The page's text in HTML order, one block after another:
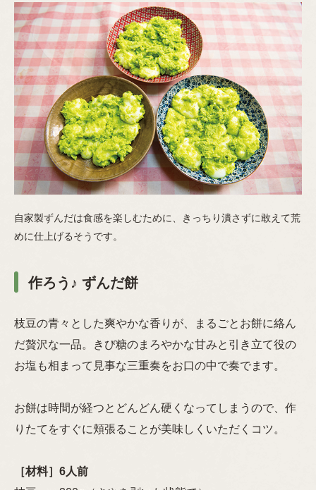
自家製ずんだは食感を楽しむために、きっちり潰さずに敢えて荒
めに仕上げるそうです。
作ろう♪ ずんだ餅
枝豆の青々とした爽やかな香りが、まるごとお餅に絡ん
だ贅沢な一品。きび糖のまろやかな甘みと引き立て役の
お塩も相まって見事な三重奏をお口の中で奏でます。
お餅は時間が経つとどんどん硬くなってしまうので、作
りたてをすぐに頬張ることが美味しくいただくコツ。
［材料］6人前